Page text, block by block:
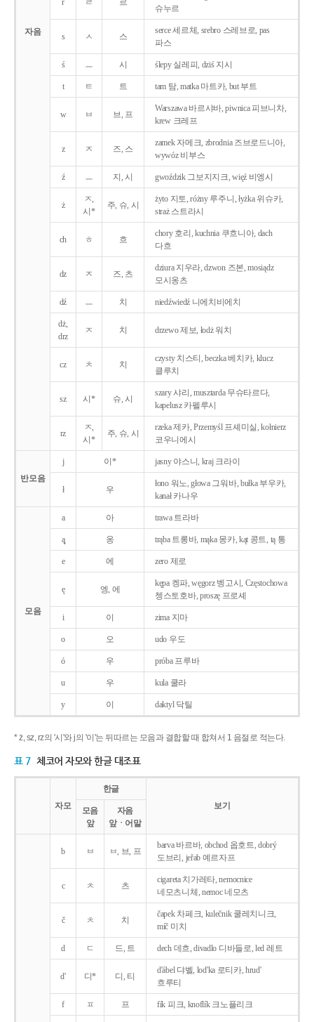
자음
r ㄹ 르
슈누르
s ㅅ 스
serce 세르체, srebro 스레브로, pas
파스
ś ㅡ 시 ślepy 실레피, dziś 지시
t ㅌ 트 tam 탐, matka 마트카, but 부트
w ㅂ 브, 프
Warszawa 바르샤바, piwnica 피브니차,
krew 크레프
z ㅈ 즈, 스
zamek 자메크, zbrodnia 즈브로드니아,
wywóz 비부스
ź ㅡ 지, 시 gwoździk 그보지지크, więź 비엥시
ż
ㅈ,
시*
주, 슈, 시
żyto 지토, różny 루주니, łyżka 위슈카,
straż 스트라시
ch ㅎ 흐
chory 호리, kuchnia 쿠흐니아, dach
다흐
dz ㅈ 즈, 츠
dziura 지우라, dzwon 즈본, mosiądz
모시옹츠
dź ㅡ 치 niedźwiedź 니에치비에치
dż,
drz
ㅈ 치 drzewo 제보, łodż 워치
cz ㅊ 치
czysty 치스티, beczka 베치카, klucz
클루치
sz 시* 슈, 시
szary 샤리, musztarda 무슈타르다,
kapelusz 카펠루시
rz
ㅈ,
시*
주, 슈, 시
rzeka 제카, Przemyśl 프셰미실, kołnierz
코우니에시
반모음
j 이* jasny 야스니, kraj 크라이
ł 우
łono 워노, głowa 그워바, bułka 부우카,
kanał 카나우
모음
a 아 trawa 트라바
ą̨ 옹 trąba 트롱바, mąka 몽카, kąt 콩트, tą 통
e 에 zero 제로
ę 엥, 에
kępa 켕파, węgorz 벵고시, Częstochowa
쳉스토호바, proszę 프로셰
i 이 zima 지마
o 오 udo 우도
ó 우 próba 프루바
u 우 kula 쿨라
y 이 daktyl 닥틸
* ż, sz, rz의 '시'와 j의 '이'는 뒤따르는 모음과 결합할 때 합쳐서 1 음절로 적는다.
표 7 체코어 자모와 한글 대조표
자모
한글
보기
모음
앞
자음
앞ㆍ어말
b ㅂ ㅂ, 브, 프
barva 바르바, obchod 옵호트, dobrý
도브리, jeřab 예르자프
c ㅊ 츠
cigareta 치가레타, nemocnice
네모츠니체, nemoc 네모츠
č ㅊ 치
čapek 차페크, kulečnik 쿨레치니크,
míč 미치
d ㄷ 드, 트 dech 데흐, divadlo 디바들로, led 레트
d' 디* 디, 티
d'ábel 댜벨, lod'ka 로티카, hrud'
흐루티
f ㅍ 프 fík 피크, knoflík 크노플리크